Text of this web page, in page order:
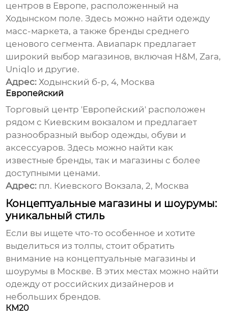
центров в Европе, расположенный на
Ходынском поле. Здесь можно найти одежду
масс-маркета, а также бренды среднего
ценового сегмента. Авиапарк предлагает
широкий выбор магазинов, включая H&M, Zara,
Uniqlo и другие.
Адрес: Ходынский б-р, 4, Москва
Европейский
Торговый центр 'Европейский' расположен
рядом с Киевским вокзалом и предлагает
разнообразный выбор одежды, обуви и
аксессуаров. Здесь можно найти как
известные бренды, так и магазины с более
доступными ценами.
Адрес: пл. Киевского Вокзала, 2, Москва
Концептуальные магазины и шоурумы:
уникальный стиль
Если вы ищете что-то особенное и хотите
выделиться из толпы, стоит обратить
внимание на концептуальные магазины и
шоурумы в Москве. В этих местах можно найти
одежду от российских дизайнеров и
небольших брендов.
КМ20